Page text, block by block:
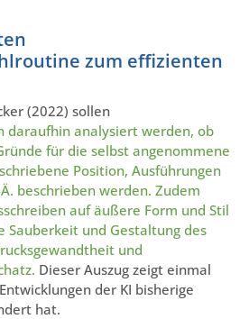
zum effizienten
(2022) sollen
daraufhin analysiert werden, ob
für die selbst angenommene
Position, Ausführungen
beschrieben werden. Zudem
auf äußere Form und Stil
Sauberkeit und Gestaltung des
und
Dieser Auszug zeigt einmal
der KI bisherige
hat.